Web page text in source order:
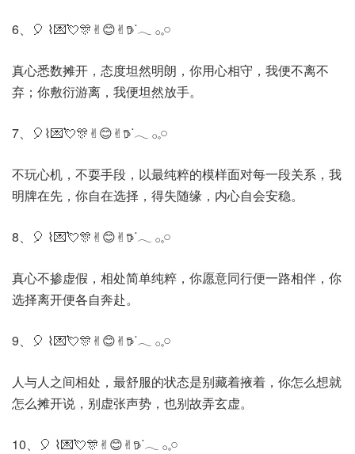
6、🎈 ⌇💌💘🎊✌︎😊✌︎𖠚ᐝ𓂃 𓂂𓈒𓏸
真心悉数摊开，态度坦然明朗，你用心相守，我便不离不
弃；你敷衍游离，我便坦然放手。
7、🎈⌇💌💘🎊✌︎😊✌︎𖠚ᐝ𓂃 𓂂𓈒𓏸
不玩心机，不耍手段，以最纯粹的模样面对每一段关系，我
明牌在先，你自在选择，得失随缘，内心自会安稳。
8、🎈 ⌇💌💘🎊✌︎😊✌︎𖠚ᐝ𓂃 𓂂𓈒𓏸
真心不掺虚假，相处简单纯粹，你愿意同行便一路相伴，你
选择离开便各自奔赴。
9、🎈 ⌇💌💘🎊✌︎😊✌︎𖠚ᐝ𓂃 𓂂𓈒𓏸
人与人之间相处，最舒服的状态是别藏着掖着，你怎么想就
怎么摊开说，别虚张声势，也别故弄玄虚。
10、🎈 ⌇💌💘🎊✌︎😊✌︎𖠚ᐝ𓂃 𓂂𓈒𓏸